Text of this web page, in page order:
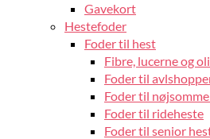
Gavekort
Hestefoder
Foder til hest
Fibre, lucerne og
Foder til
Foder til
Foder til rideheste
Foder til senior